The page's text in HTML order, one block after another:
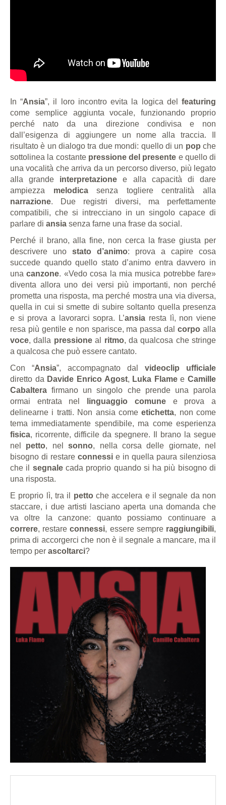
In “Ansia”, il loro incontro evita la logica delfeaturing
come semplice aggiunta vocale, funzionando proprio
perché nato da una direzione condivisa e non
dall’esigenza di aggiungere un nome alla traccia. Il
risultato è un dialogo tra due mondi: quello di un pop che
sottolinea la costante pressione del presente e quello di
una vocalità che arriva da un percorso diverso, più legato
alla grande interpretazione e alla capacità di dare
ampiezza melodicasenza togliere centralità alla
narrazione. Due registri diversi, ma perfettamente
compatibili, che si intrecciano in un singolo capace di
parlare di ansia senza farne una frase da social.
Perché il brano, alla fine, non cerca la frase giusta per
descrivere uno stato d’animo: prova a capire cosa
succede quando quello stato d’animo entra davvero in
unacanzone. «Vedo cosa la mia musica potrebbe fare»
diventa allora uno dei versi più importanti, non perché
prometta una risposta, ma perché mostra una via diversa,
quella in cui si smette di subire soltanto quella presenza
e si prova a lavorarci sopra. L’ansia resta lì, non viene
resa più gentile e non sparisce, ma passa dalcorpo alla
voce, dalla pressioneal ritmo, da qualcosa che stringe
a qualcosa che può essere cantato.
Con “Ansia”, accompagnato dal videoclip ufficiale
diretto da Davide Enrico Agost, Luka Flamee Camille
Cabaltera firmano un singolo che prende una parola
ormai entrata nel
linguaggio comunee prova a
delinearne i tratti. Non ansia comeetichetta, non come
tema immediatamente spendibile, ma come esperienza
fisica, ricorrente, difficile da spegnere. Il brano la segue
nel petto, nelsonno, nella corsa delle giornate, nel
bisogno di restare connessi e in quella paura silenziosa
che il segnalecada proprio quando si ha più bisogno di
una risposta.
E proprio lì, tra il pettoche accelera e il segnale da non
staccare, i due artisti lasciano aperta una domanda che
va oltre la canzone: quanto possiamo continuare a
correre, restareconnessi, essere sempre raggiungibili,
prima di accorgerci che non è il segnale a mancare, ma il
tempo per ascoltarci?